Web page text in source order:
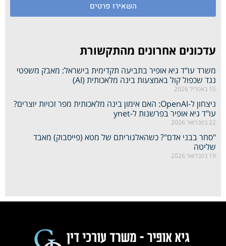
השאירו פרטים
עדכונים אחרונים מהתקשורת
משרד עו"ד גיא אופיר בתביעה תקדימית בישראל: מאבק משפטי
נגד שכפול קול באמצעות בינה מלאכותית (AI)
15 באפריל 2026
ניצחון ל-OpenAI: האם אימון בינה מלאכותית מפר זכויות יוצרים?
עו"ד גיא אופיר בפרשנות ל-ynet
22 בפברואר 2026
"סחר בבני אדם"? כשהאלגוריתם של מטא (פייסבוק) מאבד
שליטה
19 בפברואר 2026